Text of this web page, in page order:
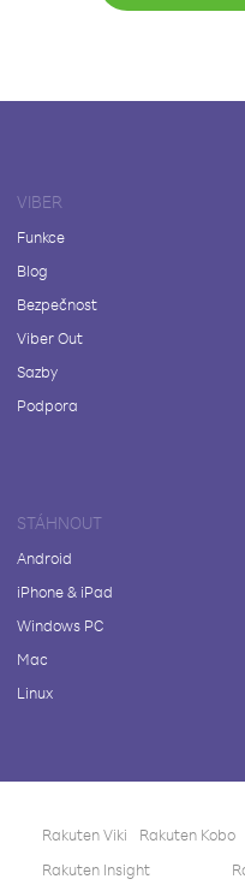
VIBER
Funkce
Blog
Bezpečnost
Viber Out
Sazby
Podpora
STÁHNOUT
Android
iPhone & iPad
Windows PC
Mac
Linux
Rakuten Viki Rakuten Kobo
Rakuten Insight